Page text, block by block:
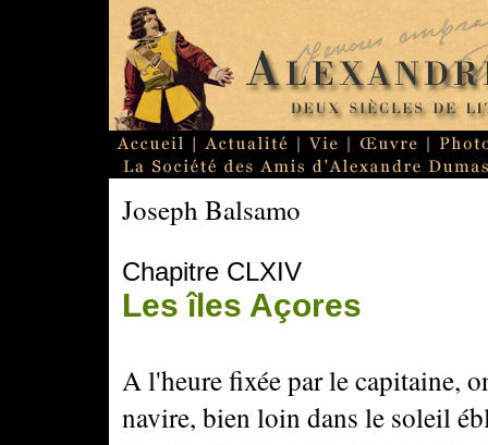
Joseph Balsamo
Chapitre CLXIV
Les îles Açores
A l'heure fixée par le capitaine,
navire, bien loin dans le soleil